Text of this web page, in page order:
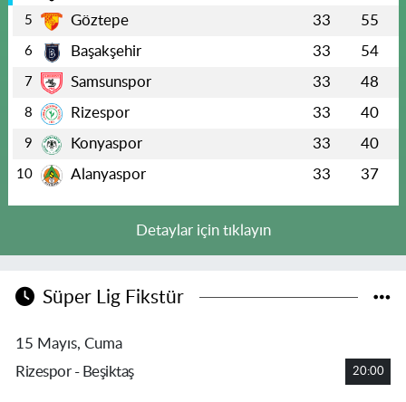
5 Göztepe 33 55
6 Başakşehir 33 54
7 Samsunspor 33 48
8 Rizespor 33 40
9 Konyaspor 33 40
10 Alanyaspor 33 37
Detaylar için tıklayın
Süper Lig Fikstür
15 Mayıs, Cuma
Rizespor - Beşiktaş
20:00